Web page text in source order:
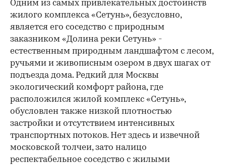
Одним из самых привлекательных достоинств
жилого комплекса «Сетунь», безусловно,
является его соседство с природным
заказником «Долина реки Сетунь» -
естественным природным ландшафтом с лесом,
ручьями и живописным озером в двух шагах от
подъезда дома. Редкий для Москвы
экологический комфорт района, где
расположился жилой комплекс «Сетунь»,
обусловлен также низкой плотностью
застройки и отсутствием интенсивных
транспортных потоков. Нет здесь и извечной
московской толчеи, зато налицо
респектабельное соседство с жилыми